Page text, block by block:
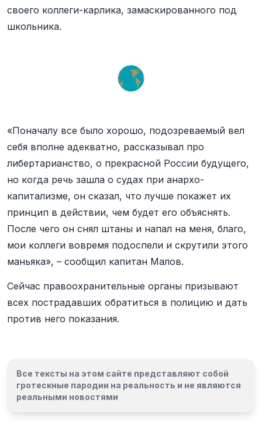
своего коллеги-карлика, замаскированного под
школьника.
«Поначалу все было хорошо, подозреваемый вел
себя вполне адекватно, рассказывал про
либертарианство, о прекрасной России будущего,
но когда речь зашла о судах при анархо-
капитализме, он сказал, что лучше покажет их
принцип в действии, чем будет его объяснять.
После чего он снял штаны и напал на меня, благо,
мои коллеги вовремя подоспели и скрутили этого
маньяка», – сообщил капитан Малов.
Сейчас правоохранительные органы призывают
всех пострадавших обратиться в полицию и дать
против него показания.
Все тексты на этом сайте представляют собой
гротескные пародии на реальность и не являются
реальными новостями